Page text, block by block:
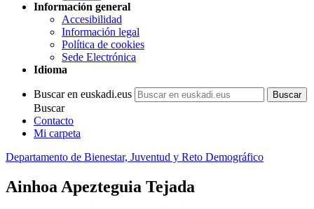
Información general
Accesibilidad
Información legal
Política de cookies
Sede Electrónica
Idioma
Buscar en euskadi.eus
Buscar
Contacto
Mi carpeta
Departamento de Bienestar, Juventud y Reto Demográfico
Ainhoa Apezteguia Tejada